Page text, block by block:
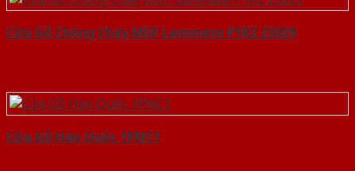
Cửa Gỗ Chống Cháy MDF Laminate P1R2 23029
Cửa Gỗ Hàn Quốc 1PNC1